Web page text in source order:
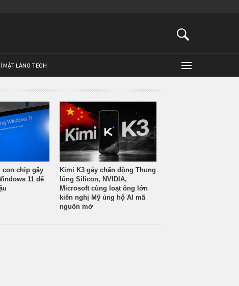
MẬT LÀNG TECH
con chip gây
11 để
Kimi K3 gây chấn động Thung
lũng Silicon, NVIDIA,
Microsoft cùng loạt ông lớn
kiến nghị Mỹ ủng hộ AI mã
nguồn mở